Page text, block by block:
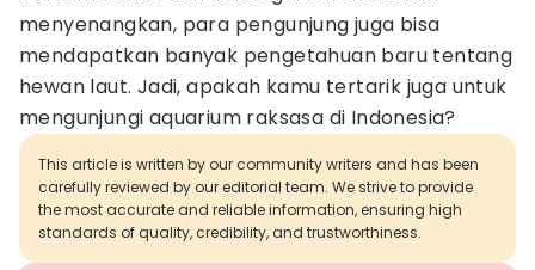
menyenangkan, para pengunjung juga bisa
mendapatkan banyak pengetahuan baru tentang
hewan laut. Jadi, apakah kamu tertarik juga untuk
mengunjungi aquarium raksasa di Indonesia?
This article is written by our community writers and has been
carefully reviewed by our editorial team. We strive to provide
the most accurate and reliable information, ensuring high
standards of quality, credibility, and trustworthiness.